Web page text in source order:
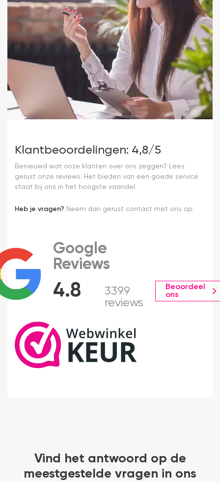
Klantbeoordelingen: 4,8/5
Benieuwd wat onze klanten over ons zeggen? Lees
gerust onze reviews. Het bieden van een goede service
staat bij ons in het hoogste vaandel.
Heb je vragen? Neem dan gerust contact met ons op.
4.8
Google
Reviews
3399
reviews
Beoordeel
ons
Vind het antwoord op de
meestgestelde vragen in ons